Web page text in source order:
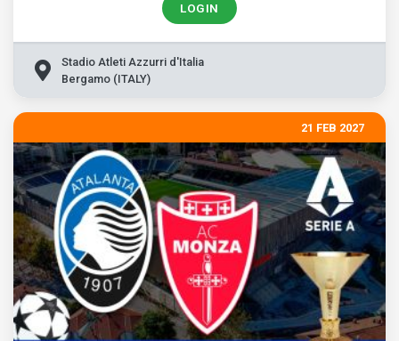
LOGIN
Stadio Atleti Azzurri d'Italia
Bergamo (ITALY)
21 FEB 2027